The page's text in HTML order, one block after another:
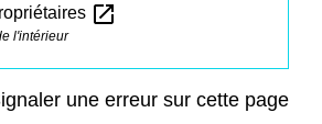
open_in_new
l'intérieur
une erreur sur cette page